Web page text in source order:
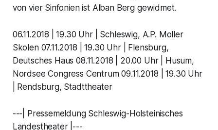
von vier Sinfonien ist Alban Berg gewidmet.
06.11.2018 | 19.30 Uhr | Schleswig, A.P. Moller
Skolen 07.11.2018 | 19.30 Uhr | Flensburg,
Deutsches Haus 08.11.2018 | 20.00 Uhr | Husum,
Nordsee Congress Centrum 09.11.2018 | 19.30 Uhr
| Rendsburg, Stadttheater
---| Pressemeldung Schleswig-Holsteinisches
Landestheater |---